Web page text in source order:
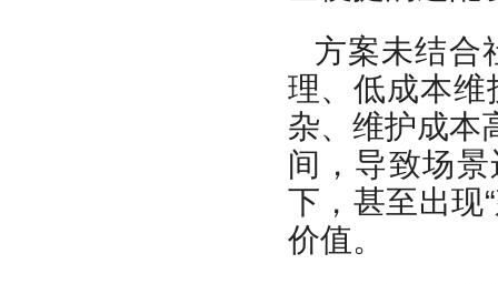
方案未结合
理、低成本维
杂、维护成本
间，导致场
下，甚至出现
价值。